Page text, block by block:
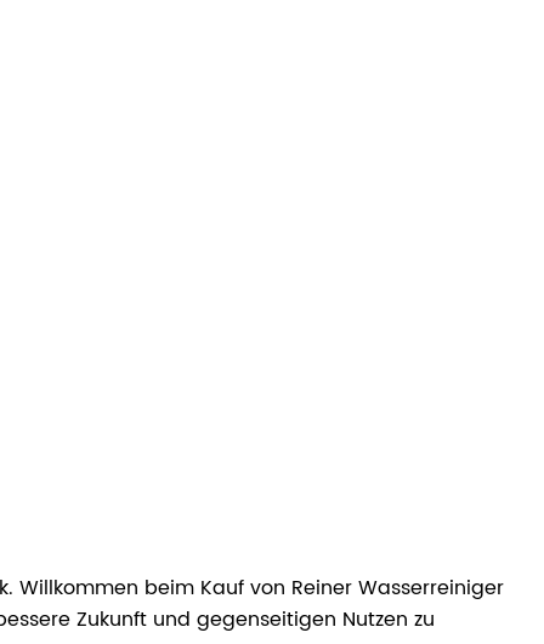
Willkommen beim Kauf von Reiner Wasserreiniger
Zukunft und gegenseitigen Nutzen zu